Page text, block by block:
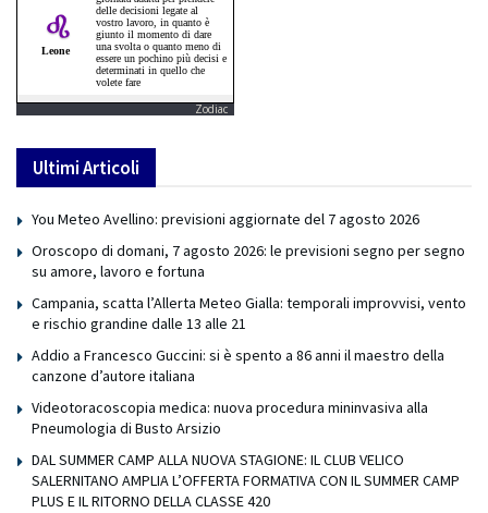
Zodiac
Ultimi Articoli
You Meteo Avellino: previsioni aggiornate del 7 agosto 2026
Oroscopo di domani, 7 agosto 2026: le previsioni segno per segno
su amore, lavoro e fortuna
Campania, scatta l’Allerta Meteo Gialla: temporali improvvisi, vento
e rischio grandine dalle 13 alle 21
Addio a Francesco Guccini: si è spento a 86 anni il maestro della
canzone d’autore italiana
Videotoracoscopia medica: nuova procedura mininvasiva alla
Pneumologia di Busto Arsizio
DAL SUMMER CAMP ALLA NUOVA STAGIONE: IL CLUB VELICO
SALERNITANO AMPLIA L’OFFERTA FORMATIVA CON IL SUMMER CAMP
PLUS E IL RITORNO DELLA CLASSE 420